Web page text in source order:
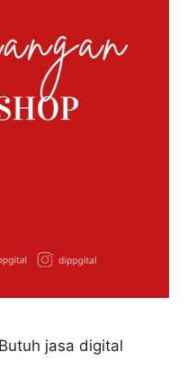
jasa digital